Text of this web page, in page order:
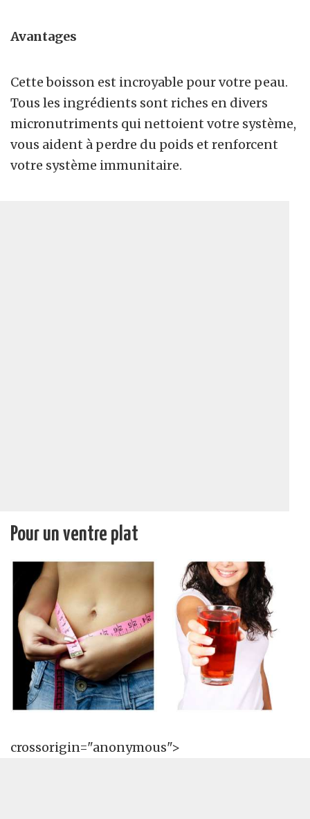
Avantages
Cette boisson est incroyable pour votre peau.
Tous les ingrédients sont riches en divers
micronutriments qui nettoient votre système,
vous aident à perdre du poids et renforcent
votre système immunitaire.
Pour un ventre plat
crossorigin="anonymous">